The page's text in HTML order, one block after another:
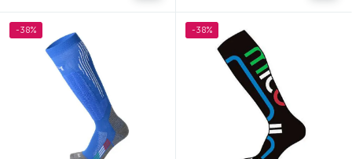
-38% -38%